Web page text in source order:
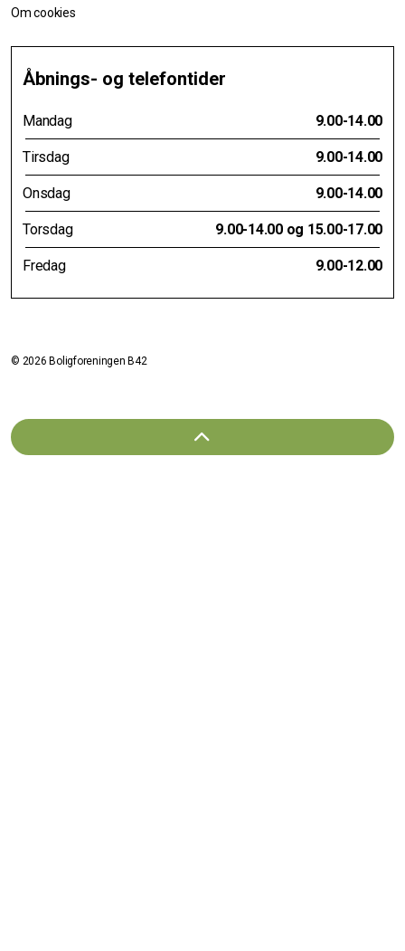
Om cookies
Åbnings- og telefontider
Mandag 9.00-14.00
Tirsdag 9.00-14.00
Onsdag 9.00-14.00
Torsdag 9.00-14.00 og 15.00-17.00
Fredag 9.00-12.00
© 2026 Boligforeningen B42